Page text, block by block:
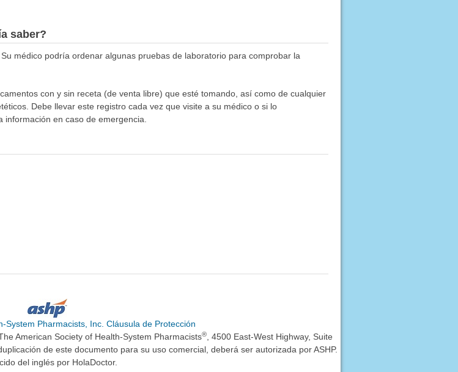
saber?
médico podría ordenar algunas pruebas de laboratorio para comprobar la
con y sin receta (de venta libre) que esté tomando, así como de cualquier
Debe llevar este registro cada vez que visite a su médico o si lo
en caso de emergencia.
System Pharmacists, Inc. Cláusula de Protección
American Society of Health-System Pharmacists®, 4500 East-West Highway, Suite
de este documento para su uso comercial, deberá ser autorizada por ASHP.
del inglés por HolaDoctor.